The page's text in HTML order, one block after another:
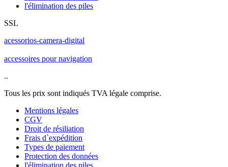
l'élimination des piles
SSL
acessorios-camera-digital
accessoires pour navigation
..
Tous les prix sont indiqués TVA légale comprise.
Mentions légales
CGV
Droit de résiliation
Frais d`expédition
Types de paiement
Protection des données
l'élimination des piles